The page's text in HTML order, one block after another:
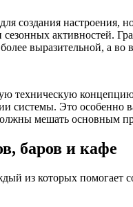
для создания
активностей.
выразительной, а во
техническую
Это особенно
мешать основным
баров и кафе
из которых помогает